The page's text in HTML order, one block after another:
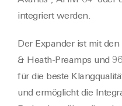
integriert werden.
Der Expander ist mit
& Heath-Preamps und
für die beste
und ermöglicht die